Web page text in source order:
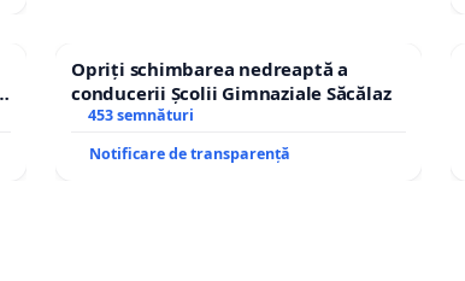
Opriți schimbarea nedreaptă a
conducerii Școlii Gimnaziale Săcălaz
453 semnături
Notificare de transparență